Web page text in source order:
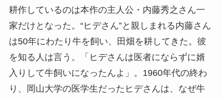
耕作しているのは本作の主人公・内藤秀之さん一
家だけとなった。“ヒデさん”と親しまれる内藤さん
は50年にわたり牛を飼い、田畑を耕してきた。彼
を知る人は言う。「ヒデさんは医者にならずに婿
入りして牛飼いになったんよ」。1960年代の終わ
り、岡山大学の医学生だったヒデさんは、なぜ牛